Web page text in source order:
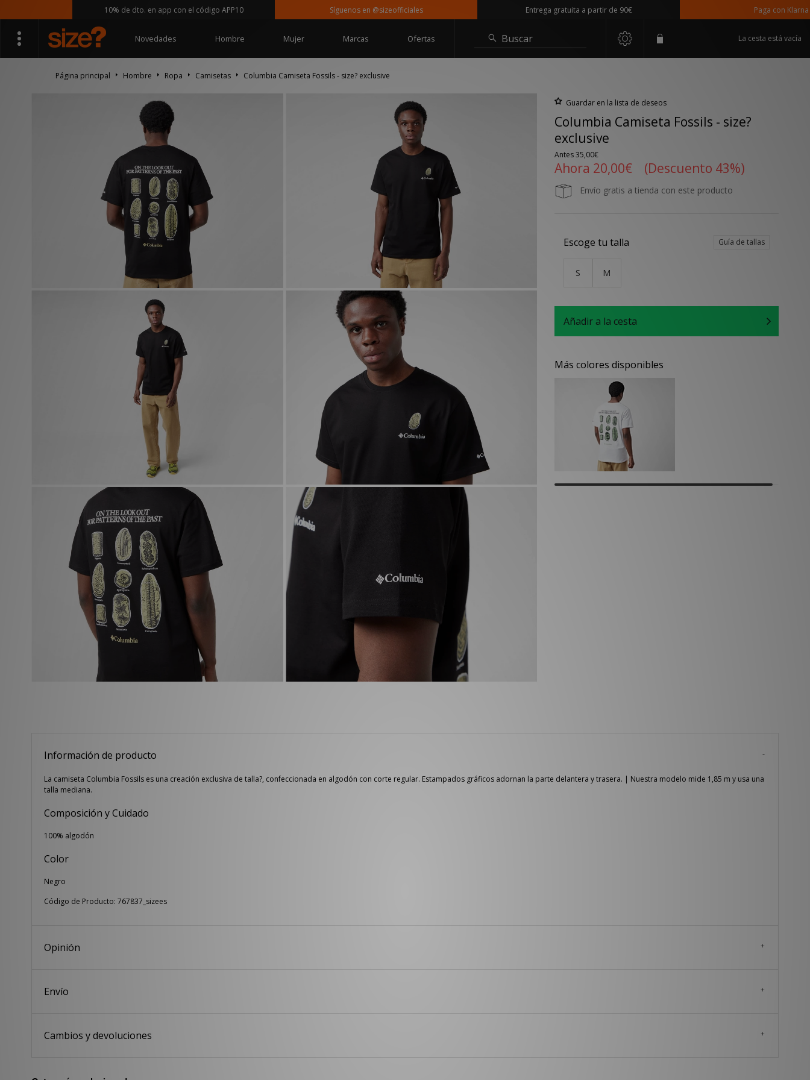
10% de dto. en app con el código APP10 Síguenos en @sizeofficiales Entrega gratuita a partir de 90€ Paga con Klarna
Novedades Hombre Mujer Marcas Ofertas Buscar La cesta está vacía
Página principal Hombre Ropa Camisetas Columbia Camiseta Fossils - size? exclusive
Guardar en la lista de deseos
Columbia Camiseta Fossils - size?
exclusive
Antes35,00€
Ahora 20,00€ (Descuento 43%)
Envío gratis a tienda con este producto
Escoge tu talla Guía de tallas
S M
Añadir a la cesta
Más colores disponibles
Información de producto
La camiseta Columbia Fossils es una creación exclusiva de talla?, confeccionada en algodón con corte regular. Estampados gráficos adornan la parte delantera y trasera. | Nuestra modelo mide 1,85 m y usa una
talla mediana.
Composición y Cuidado
100% algodón
Color
Negro
Código de Producto: 767837_sizees
Opinión
Envío
Cambios y devoluciones